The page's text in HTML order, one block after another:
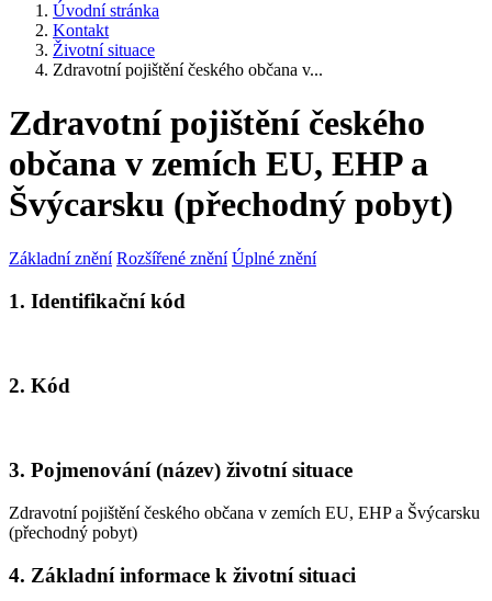
Úvodní stránka
Kontakt
Životní situace
Zdravotní pojištění českého občana v...
Zdravotní pojištění českého
občana v zemích EU, EHP a
Švýcarsku (přechodný pobyt)
Základní znění Rozšířené znění Úplné znění
1. Identifikační kód
2. Kód
3. Pojmenování (název) životní situace
Zdravotní pojištění českého občana v zemích EU, EHP a Švýcarsku
(přechodný pobyt)
4. Základní informace k životní situaci